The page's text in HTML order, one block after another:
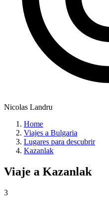
Nicolas Landru
Home
Viajes a Bulgaria
Lugares para descubrir
Kazanlak
Viaje a Kazanlak
3